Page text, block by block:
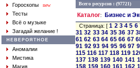
Гороскопы
new
Тесты
Всё о музыке
Загадай желание !
Аномалии
Мистика
Магия
Всего ресурсов : (97721)
Каталог: Бизнес и
Страница: [1 2 3 4 5 6
31 32 33 34 35 36 37
61 62 63 64 65 66 67
91 92 93 94 95 96 97
115 116 117 118 119
137 138 139 140 141
158 159 160 161 162